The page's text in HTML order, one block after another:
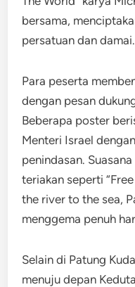
bersama,
persatuan dan damai.
Para peserta
dengan pesan
Beberapa poster
Menteri Israel
penindasan.
teriakan seperti
the river to the sea,
menggema penuh
Selain di Patung
menuju depan